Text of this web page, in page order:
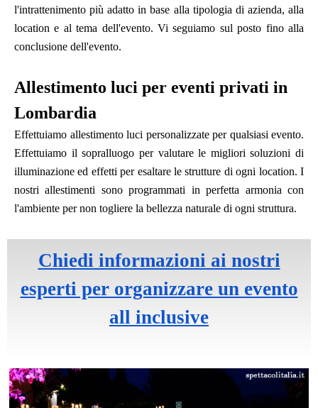
l'intrattenimento più adatto in base alla tipologia di azienda, alla
location e al tema dell'evento. Vi seguiamo sul posto fino alla
conclusione dell'evento.
Allestimento luci per eventi privati in
Lombardia
Effettuiamo allestimento luci personalizzate per qualsiasi evento.
Effettuiamo il sopralluogo per valutare le migliori soluzioni di
illuminazione ed effetti per esaltare le strutture di ogni location. I
nostri allestimenti sono programmati in perfetta armonia con
l'ambiente per non togliere la bellezza naturale di ogni struttura.
Chiedi informazioni ai nostri
esperti per organizzare un evento
all inclusive